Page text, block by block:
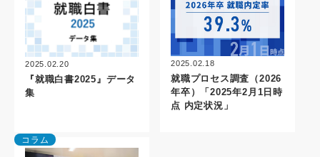
2025.02.20
『就職白書2025』データ
集
2025.02.18
就職プロセス調査（2026
年卒）「2025年2月1日時
点 内定状況」
コラム